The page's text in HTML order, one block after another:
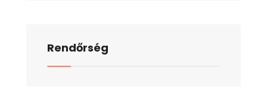
Rendőrség